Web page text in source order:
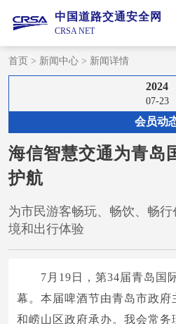
中国道路交通安全网
CRSA NET
首页 > 新闻中心 > 新闻详情
2024
07-23
会员动
海信智慧交通为青岛
护航
为市民游客畅玩、畅饮、畅
境和出行体验
7月19日，第34届青岛国
幕。本届啤酒节由青岛市政
和崂山区政府承办。我会常务